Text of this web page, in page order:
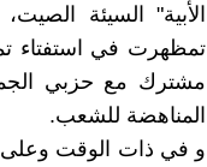
الأبية" السيئة
مشترك مع حزبي
المناهضة للشعب.
و في ذات الوقت وعلى